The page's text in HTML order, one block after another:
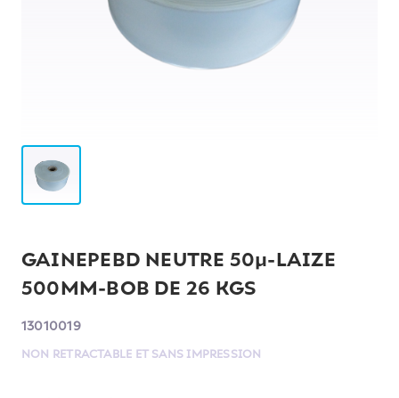
GAINEPEBD NEUTRE 50µ-LAIZE
500MM-BOB DE 26 KGS
13010019
NON RETRACTABLE ET SANS IMPRESSION